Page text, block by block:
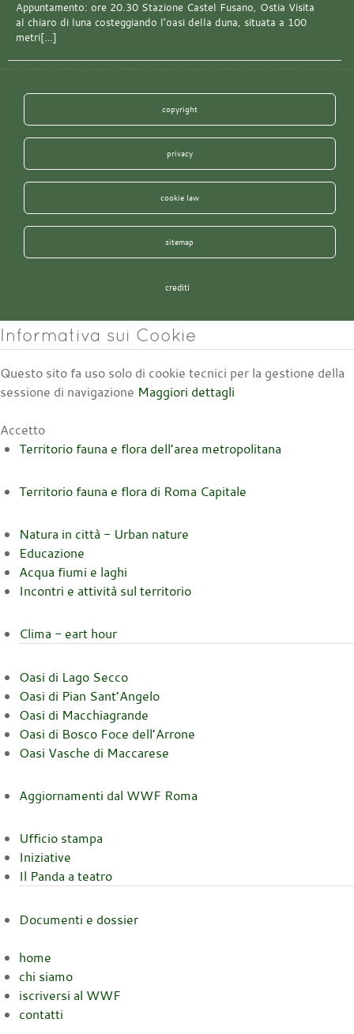
Appuntamento: ore 20.30 Stazione Castel Fusano, Ostia Visita
al chiaro di luna costeggiando l’oasi della duna, situata a 100
metri[…]
copyright
privacy
cookie law
sitemap
crediti
Informativa sui Cookie
Questo sito fa uso solo di cookie tecnici per la gestione della
sessione di navigazione Maggiori dettagli
Accetto
Territorio fauna e flora dell’area metropolitana
Territorio fauna e flora di Roma Capitale
Natura in città - Urban nature
Educazione
Acqua fiumi e laghi
Incontri e attività sul territorio
Clima - eart hour
Oasi di Lago Secco
Oasi di Pian Sant’Angelo
Oasi di Macchiagrande
Oasi di Bosco Foce dell’Arrone
Oasi Vasche di Maccarese
Aggiornamenti dal WWF Roma
Ufficio stampa
Iniziative
Il Panda a teatro
Documenti e dossier
home
chi siamo
iscriversi al WWF
contatti